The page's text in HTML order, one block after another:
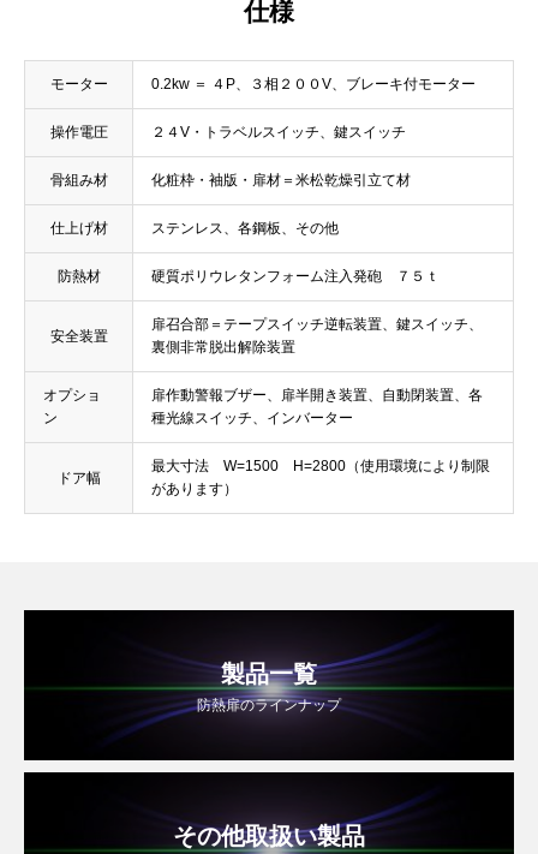
仕様
モーター 0.2kw ＝ ４P、３相２００V、ブレーキ付モーター
操作電圧 ２４V・トラベルスイッチ、鍵スイッチ
骨組み材 化粧枠・袖版・扉材＝米松乾燥引立て材
仕上げ材 ステンレス、各鋼板、その他
防熱材 硬質ポリウレタンフォーム注入発砲 ７５ｔ
安全装置
扉召合部＝テープスイッチ逆転装置、鍵スイッチ、
裏側非常脱出解除装置
オプショ
ン
扉作動警報ブザー、扉半開き装置、自動閉装置、各
種光線スイッチ、インバーター
ドア幅
最大寸法 W=1500 H=2800（使用環境により制限
があります）
製品一覧
防熱扉のラインナップ
その他取扱い製品